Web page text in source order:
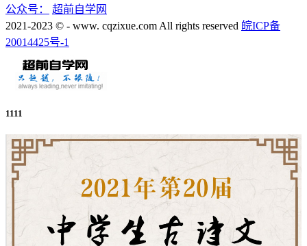
公众号：
超前自学网
2021-2023 © - www. cqzixue.com All rights reserved 皖ICP备
20014425号-1
1111